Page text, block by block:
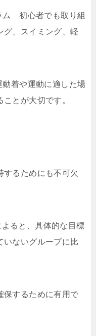
ム 初心者でも取り組
グ、スイミング、軽
着や運動に適した場
とが大切です。
するためにも不可欠
ると、具体的な目標
いないグループに比
保するために有用で